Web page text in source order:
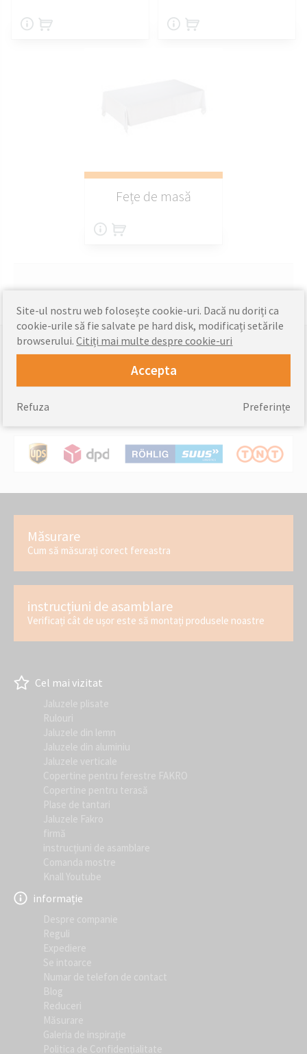
Fețe de masă
Plăți acceptate
informatii de livrare »
Măsurare
Cum să măsurați corect fereastra
instrucțiuni de asamblare
Verificați cât de ușor este să montați produsele noastre
Cel mai vizitat
Jaluzele plisate
Rulouri
Jaluzele din lemn
Jaluzele din aluminiu
Jaluzele verticale
Copertine pentru ferestre FAKRO
Copertine pentru terasă
Plase de tantari
Jaluzele Fakro
firmă
instrucțiuni de asamblare
Comanda mostre
Knall Youtube
informație
Despre companie
Reguli
Expediere
Se intoarce
Numar de telefon de contact
Blog
Reduceri
Măsurare
Galeria de inspirație
Politica de Confidențialitate
Site-ul nostru web folosește cookie-uri. Dacă nu doriți ca
cookie-urile să fie salvate pe hard disk, modificați setările
browserului.Citiți mai multe despre cookie-uri
Accepta
Preferințe
Refuza